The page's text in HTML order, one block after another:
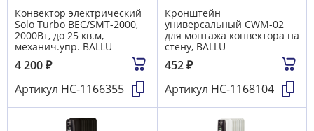
Конвектор электрический
Solo Turbo BEC/SMT-2000,
2000Вт, до 25 кв.м,
механич.упр. BALLU
4 200₽
Артикул НС-1166355
Кронштейн
универсальный СWM-02
для монтажа конвектора на
стену, BALLU
452₽
Артикул НС-1168104